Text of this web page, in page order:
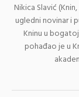
Nikica Slavić
ugledni novinar i
Kninu u
pohađao je u